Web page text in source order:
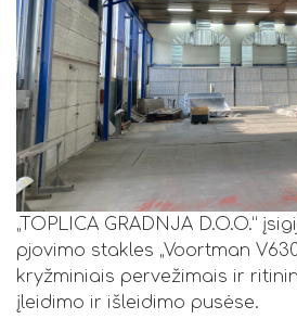
„TOPLICA GRADNJA D.O.O.“
pjovimo stakles „Voortman
kryžminiais pervežimais ir
įleidimo ir išleidimo pusėse.